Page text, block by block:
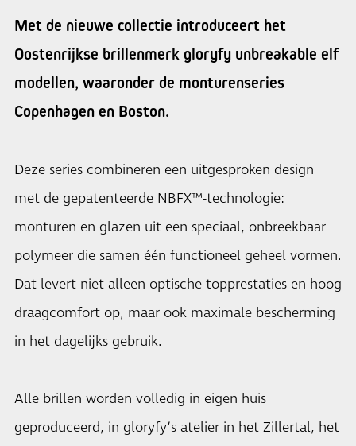
Met de nieuwe collectie introduceert het
Oostenrijkse brillenmerk gloryfy unbreakable elf
modellen, waaronder de monturenseries
Copenhagen en Boston.
Deze series combineren een uitgesproken design
met de gepatenteerde NBFX™-technologie:
monturen en glazen uit een speciaal, onbreekbaar
polymeer die samen één functioneel geheel vormen.
Dat levert niet alleen optische topprestaties en hoog
draagcomfort op, maar ook maximale bescherming
in het dagelijks gebruik.
Alle brillen worden volledig in eigen huis
geproduceerd, in gloryfy’s atelier in het Zillertal, het